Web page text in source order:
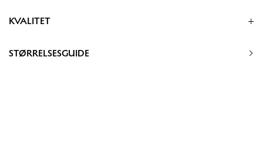
KVALITET
Håndvask
STØRRELSESGUIDE